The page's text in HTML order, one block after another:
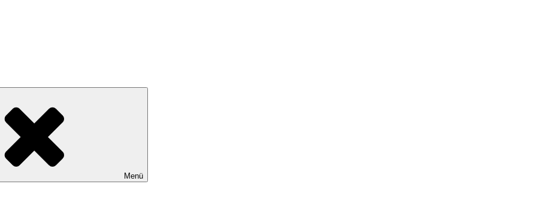
Menü